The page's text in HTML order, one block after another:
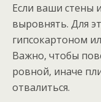
Если ваши стены
выровнять. Для
гипсокартоном
Важно, чтобы
ровной, иначе
отвалиться.